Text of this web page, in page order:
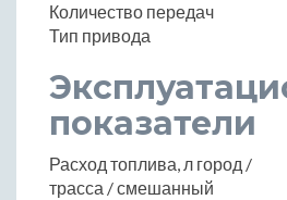
Количество передач
Тип привода
показатели
Расход топлива, л город /
трасса / смешанный